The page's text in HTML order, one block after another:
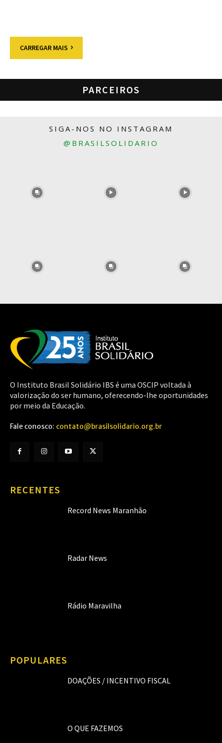
CARREGAR MAIS
PARCEIROS
SIGA-NOS NO INSTAGRAM
@BRASILSOLIDARIO
O Instituto Brasil Solidário IBS é uma OSCIP voltada à
valorização do ser humano, oferecendo-lhe oportunidades
por meio da Educação.
Fale conosco: contato@brasilsolidario.org.br
RECENTES
Record News Maranhão
Radar News
Rádio Maravilha
POPULARES
DOAÇÕES / INCENTIVO FISCAL
O QUE FAZEMOS